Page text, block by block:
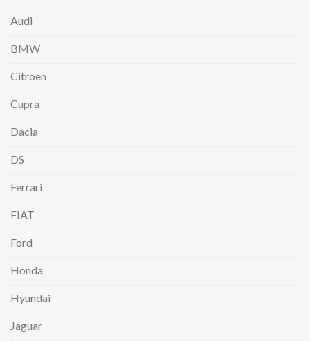
Audi
BMW
Citroen
Cupra
Dacia
DS
Ferrari
FIAT
Ford
Honda
Hyundai
Jaguar